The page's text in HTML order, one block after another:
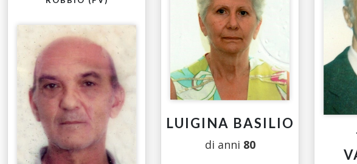
LUIGINA BASILIO
di anni 80